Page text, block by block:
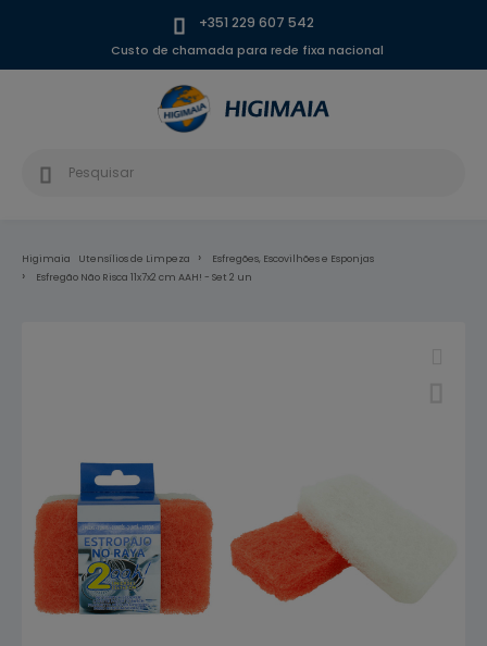
+351 229 607 542
Custo de chamada para rede fixa nacional
Higimaia Utensílios de Limpeza
Esfregões, Escovilhões e Esponjas
Esfregão Não Risca 11x7x2 cm AAH! - Set 2 un